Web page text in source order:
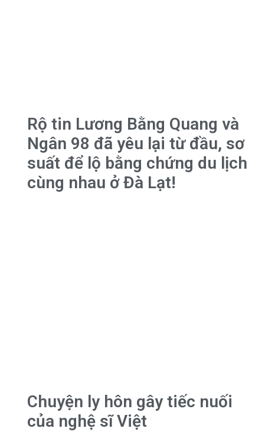
Rộ tin Lương Bằng Quang và
Ngân 98 đã yêu lại từ đầu, sơ
suất để lộ bằng chứng du lịch
cùng nhau ở Đà Lạt!
Chuyện ly hôn gây tiếc nuối
của nghệ sĩ Việt